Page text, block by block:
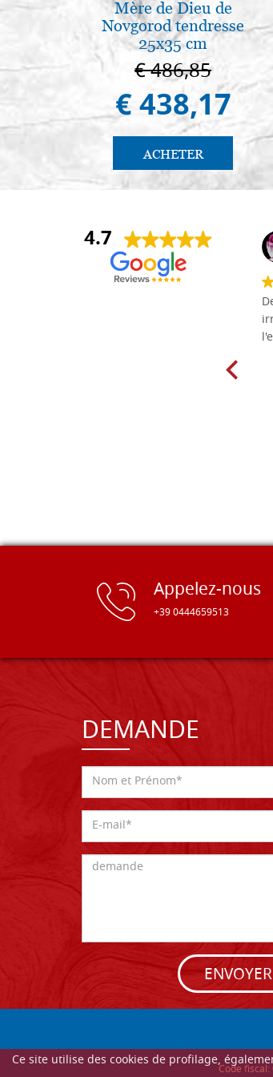
Ce site utilise des cookies de profilage,
Mère de Dieu de
Novgorod tendresse
25x35 cm
€ 486,85
€ 438,17
ACHETER
4.7
Daniel Vandewalle
Appelez-nous
+39 0444659513
DEMANDE
ENVOYER
Code fiscal: